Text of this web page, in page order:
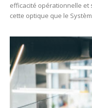
efficacité opérationnelle et
cette optique que le